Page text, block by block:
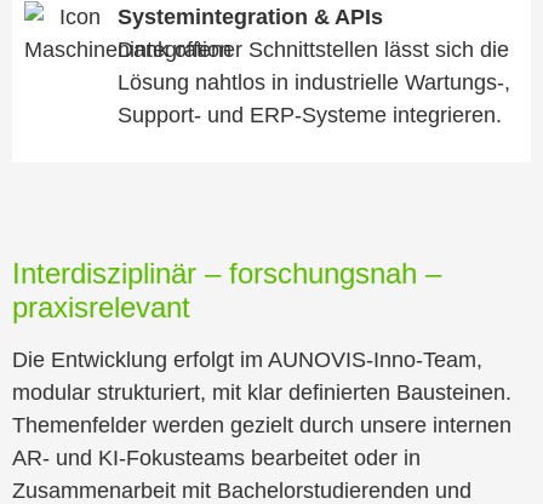
Systemintegration & APIs
Dank offener Schnittstellen lässt sich die
Lösung nahtlos in industrielle Wartungs-,
Support- und ERP-Systeme integrieren.
Interdisziplinär – forschungsnah –
praxisrelevant
Die Entwicklung erfolgt im AUNOVIS-Inno-Team,
modular strukturiert, mit klar definierten Bausteinen.
Themenfelder werden gezielt durch unsere internen
AR- und KI-Fokusteams bearbeitet oder in
Zusammenarbeit mit Bachelorstudierenden und